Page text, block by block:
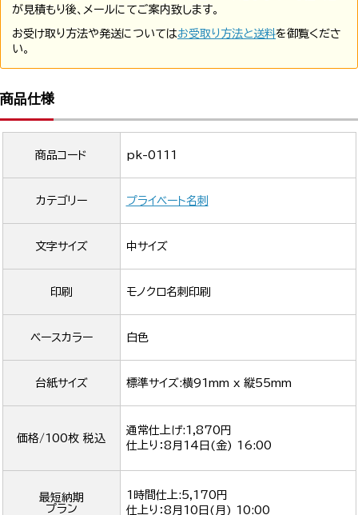
が見積もり後、メールにてご案内致します。
お受け取り方法や発送についてはお受取り方法と送料を御覧くださ
い。
商品仕様
商品コード pk-0111
カテゴリー プライベート名刺
文字サイズ 中サイズ
印刷 モノクロ名刺印刷
ベースカラー 白色
台紙サイズ 標準サイズ:横91mm x 縦55mm
価格/100枚 税込
通常仕上げ:1,870円
仕上り：8月14日(金) 16:00
最短納期
プラン
1時間仕上:5,170円
仕上り：8月10日(月) 10:00